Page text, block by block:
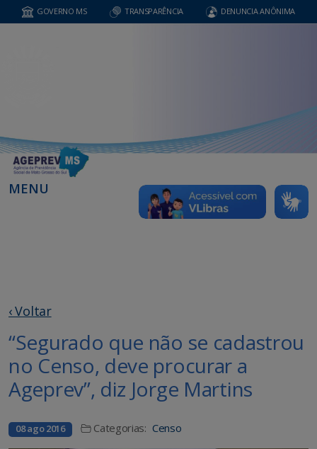
GOVERNO MS TRANSPARÊNCIA DENUNCIA ANÔNIMA
MENU
‹ Voltar
“Segurado que não se cadastrou
no Censo, deve procurar a
Ageprev”, diz Jorge Martins
08 ago 2016 Categorias: Censo